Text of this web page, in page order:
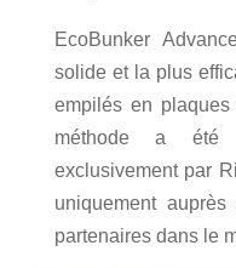
EcoBunker
solide et la plus
empilés en
méthode a été
exclusivement par
uniquement
partenaires dans le